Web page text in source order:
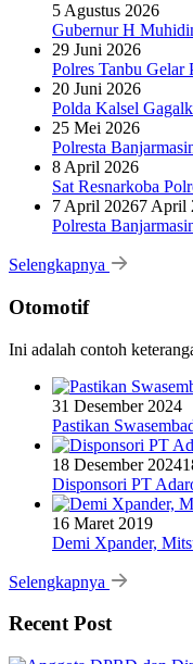
5 Agustus 2026
Gubernur H
29 Juni 2026
Polres Tanbu Gelar
20 Juni 2026
Polda Kalsel
25 Mei 2026
Polresta
8 April 2026
Sat Resnarkoba
7 April 20267 April
Polresta
Selengkapnya
Otomotif
Ini adalah contoh
31 Desember 2024
Pastikan
18 Desember 2024
Disponsori PT
16 Maret 2019
Demi Xpander,
Selengkapnya
Recent Post